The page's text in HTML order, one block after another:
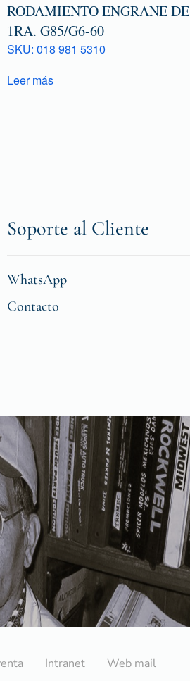
RODAMIENTO ENGRANE DE
1RA. G85/G6-60
SKU: 018 981 5310
Leer más
Soporte al Cliente
WhatsApp
Contacto
Intranet Web mail